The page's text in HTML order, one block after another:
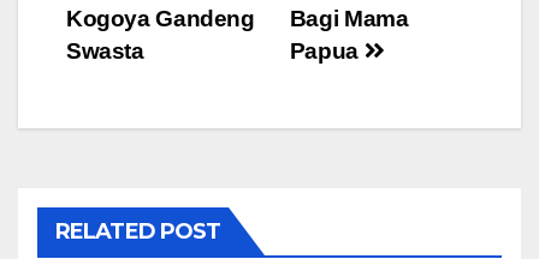
navigation
Bagi Mama
Papua
Kogoya Gandeng
Swasta
RELATED POST